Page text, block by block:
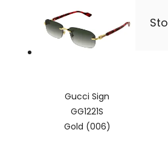
Gucci Sign
GG1221S
Gold (006)